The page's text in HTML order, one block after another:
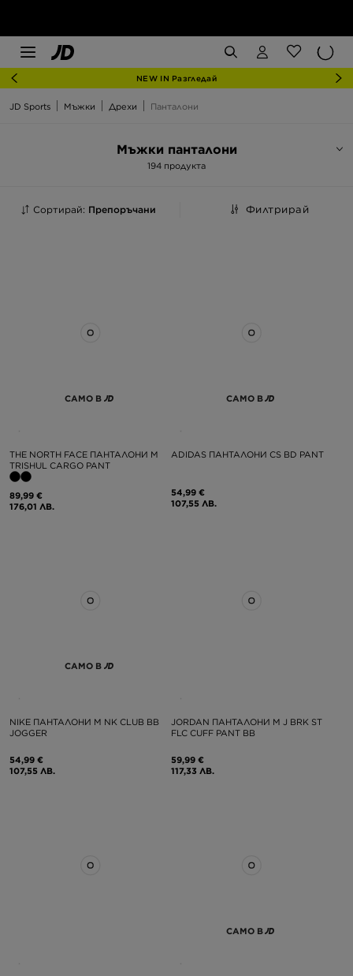
NEW IN Разгледай
JD Sports Мъжки Дрехи Панталони
Мъжки панталони
194 продукта
Сортирай: Препоръчани Филтрирай
САМО В
THE NORTH FACE ПАНТАЛОНИ M
TRISHUL CARGO PANT
89,99 €
176,01 ЛВ.
САМО В
ADIDAS ПАНТАЛОНИ CS BD PANT
54,99 €
107,55 ЛВ.
САМО В
NIKE ПАНТАЛОНИ M NK CLUB BB
JOGGER
54,99 €
107,55 ЛВ.
JORDAN ПАНТАЛОНИ M J BRK ST
FLC CUFF PANT BB
59,99 €
117,33 ЛВ.
САМО В